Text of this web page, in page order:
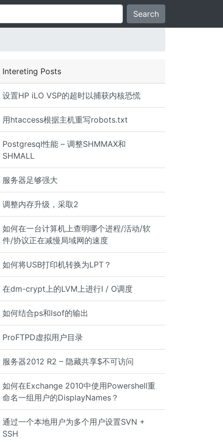
Search
Intereting Posts
设置HP iLO VSP的超时以捕获内核恐慌
用htaccess根据主机重写robots.txt
Postgresql性能 – 调整SHMMAX和
SHMALL
服务器足够强大
调整内存升级，采取2
如何在一台计算机上查明哪个进程/活动/软
件/协议正在减慢局域网的速度
如何将USB打印机转换为LPT？
在dm-crypt上的LVM上进行I / O调度
如何结合ps和lsof的输出
ProFTPD虚拟用户目录
服务器2012 R2 – 隐藏共享$不可访问
如何在Exchange 2010中使用Powershell重
命名一组用户的DisplayNames？
通过一个本地用户为多个用户设置SVN +
SSH